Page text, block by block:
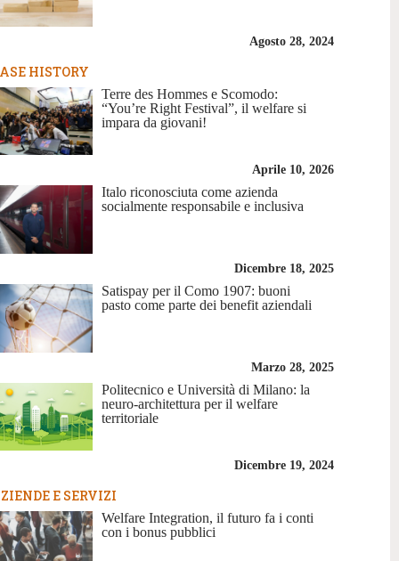
Agosto 28, 2024
HISTORY
Terre des Hommes e Scomodo:
“You’re Right Festival”, il welfare si
impara da giovani!
Aprile 10, 2026
Italo riconosciuta come azienda
socialmente responsabile e inclusiva
Dicembre 18, 2025
Satispay per il Como 1907: buoni
pasto come parte dei benefit aziendali
Marzo 28, 2025
Politecnico e Università di Milano: la
neuro-architettura per il welfare
territoriale
Dicembre 19, 2024
E SERVIZI
Welfare Integration, il futuro fa i conti
con i bonus pubblici